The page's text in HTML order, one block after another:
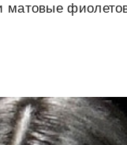
матовые